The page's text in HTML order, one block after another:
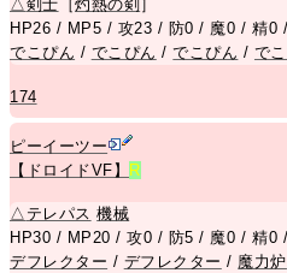
△剣士 ［灼熱の剣 ］
HP26 / MP5 / 攻23 / 防0 / 魔0 / 精0
でこぴん / でこぴん /でこぴん / で
174
ピーイーツー
【ドロイドVF】
R
△ テレパス 機械
HP30 / MP20 / 攻0 / 防5 / 魔0 / 精0
デフレクター / デフレクター / 魔力炉